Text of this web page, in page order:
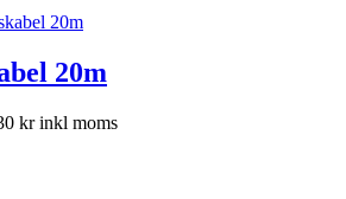
20m
krinkl moms